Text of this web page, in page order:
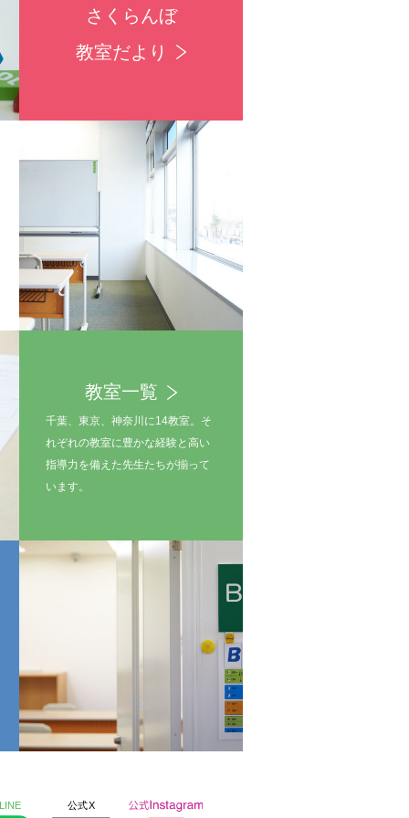
さくらんぼ
教室だより
教室一覧
千葉、東京、神奈川に14教室。そ
れぞれの教室に豊かな経験と高い
指導力を備えた先生たちが揃って
います。